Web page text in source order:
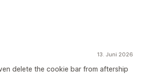
13. Juni 2026
delete the cookie bar from aftership